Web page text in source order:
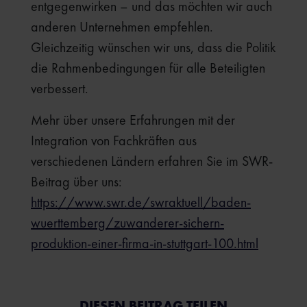
entgegenwirken – und das möchten wir auch
anderen Unternehmen empfehlen.
Gleichzeitig wünschen wir uns, dass die Politik
die Rahmenbedingungen für alle Beteiligten
verbessert.
Mehr über unsere Erfahrungen mit der
Integration von Fachkräften aus
verschiedenen Ländern erfahren Sie im SWR-
Beitrag über uns:
https://www.swr.de/swraktuell/baden-
wuerttemberg/zuwanderer-sichern-
produktion-einer-firma-in-stuttgart-100.html